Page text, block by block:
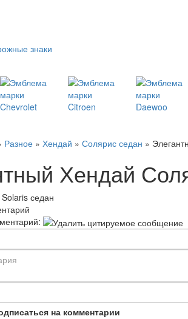
знаки
Разное » Хендай » Солярис седан »
Хендай
седан
на комментарии